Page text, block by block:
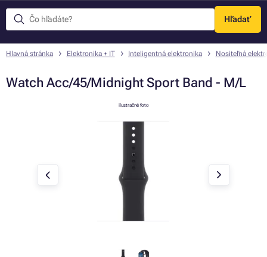
Hľadať
Menu
Hlavná stránka Elektronika + IT Inteligentná elektronika Nositeľná
Watch Acc/45/Midnight Sport Band - M/L
ilustračné foto